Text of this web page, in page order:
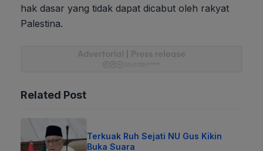
hak dasar yang tidak dapat dicabut oleh rakyat
Palestina.
Related Post
Terkuak Ruh Sejati NU Gus Kikin
Buka Suara